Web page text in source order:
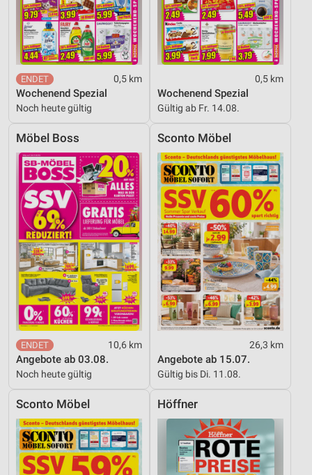
0,5 km
Wochenend Spezial
Noch heute gültig
0,5 km
Wochenend Spezial
Gültig ab Fr. 14.08.
Möbel Boss
10,6 km
Angebote ab 03.08.
Noch heute gültig
Sconto Möbel
26,3 km
Angebote ab 15.07.
Gültig bis Di. 11.08.
Sconto Möbel Höffner